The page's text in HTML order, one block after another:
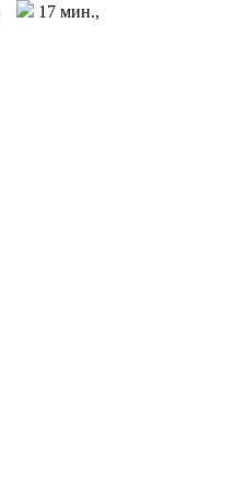
17 мин.,